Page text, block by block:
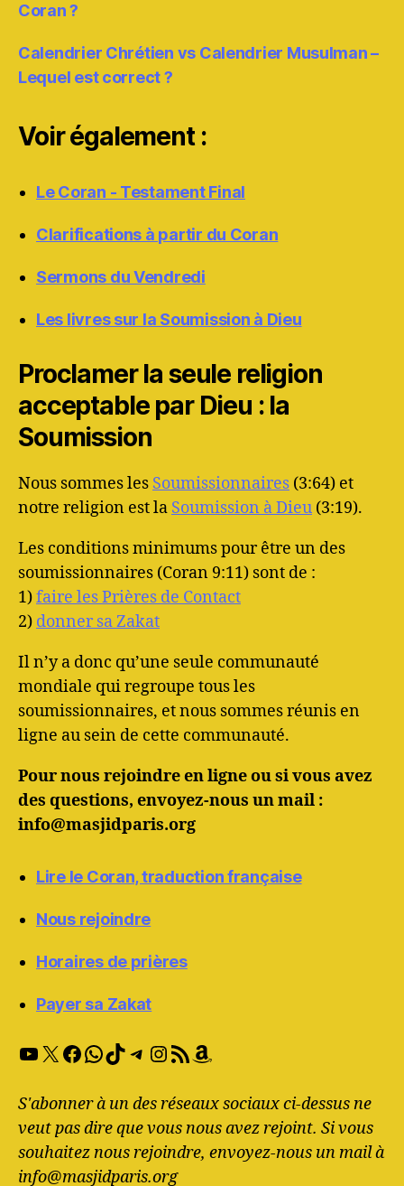
Coran ?
Calendrier Chrétien vs Calendrier Musulman –
Lequel est correct ?
Voir également :
Le Coran - Testament Final
Clarifications à partir du Coran
Sermons du Vendredi
Les livres sur la Soumission à Dieu
Proclamer la seule religion
acceptable par Dieu : la
Soumission
Nous sommes les Soumissionnaires (3:64) et
notre religion est la Soumission à Dieu (3:19).
Les conditions minimums pour être un des
soumissionnaires (Coran 9:11) sont de :
1)faire les Prières de Contact
2) donner sa Zakat
Il n’y a donc qu’une seule communauté
mondiale qui regroupe tous les
soumissionnaires, et nous sommes réunis en
ligne au sein de cette communauté.
Pour nous rejoindre en ligne ou si vous avez
des questions, envoyez-nous un mail :
info@masjidparis.org
Lire le Coran, traduction française
Nous rejoindre
Horaires de prières
Payer sa Zakat
YouTube
X Facebook
WhatsApp
TikTok
Telegram
Instagram
RSS FeedAmazon
S'abonner à un des réseaux sociaux ci-dessus ne
veut pas dire que vous nous avez rejoint. Si vous
souhaitez nous rejoindre, envoyez-nous un mail à
info@masjidparis.org